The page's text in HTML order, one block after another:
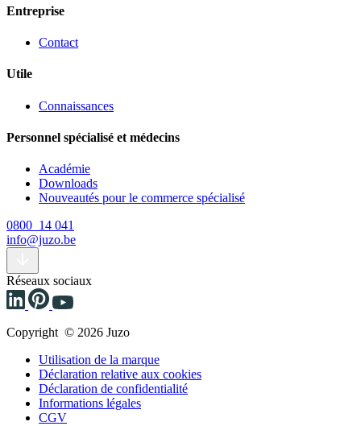
Entreprise
Contact
Utile
Connaissances
Personnel spécialisé et médecins
Académie
Downloads
Nouveautés pour le commerce spécialisé
0800 14 041
info@juzo.be
Réseaux sociaux
Copyright © 2026 Juzo
Utilisation de la marque
Déclaration relative aux cookies
Déclaration de confidentialité
Informations légales
CGV